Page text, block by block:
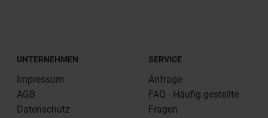
UNTERNEHMEN
Impressum
AGB
Datenschutz
SERVICE
Anfrage
FAQ - Häufig gestellte
Fragen